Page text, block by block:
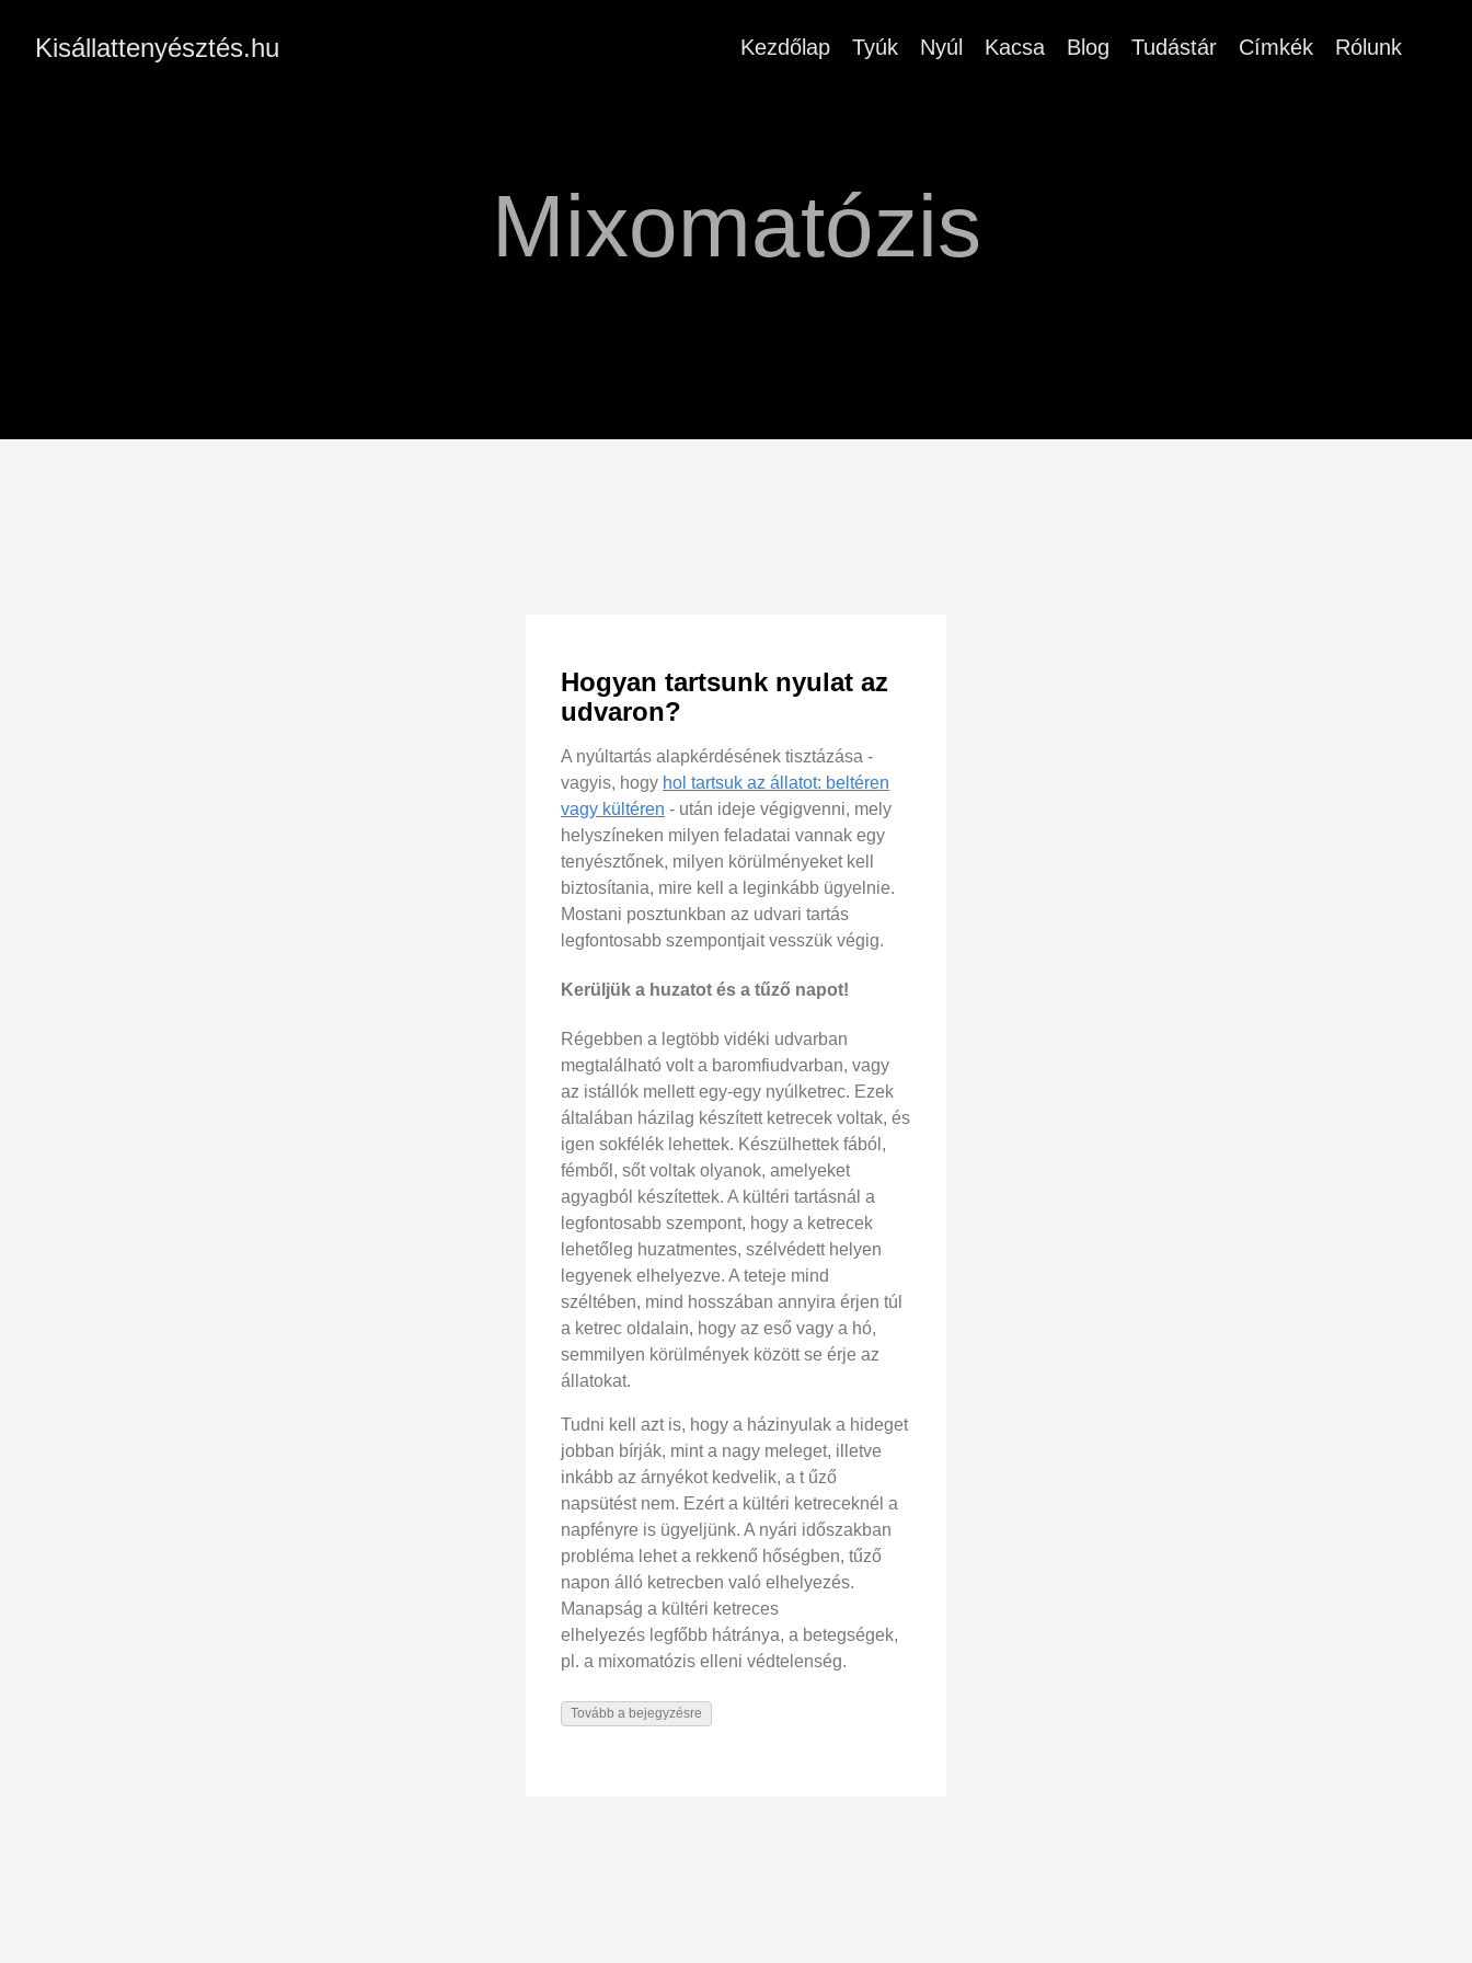
Kisállattenyésztés.hu Kezdőlap Tyúk Nyúl Kacsa Blog Tudástár Címkék Rólunk
Mixomatózis
Hogyan tartsunk nyulat az
udvaron?
A nyúltartás alapkérdésének tisztázása -
vagyis, hogy hol tartsuk az állatot: beltéren
vagy kültéren - után ideje végigvenni, mely
helyszíneken milyen feladatai vannak egy
tenyésztőnek, milyen körülményeket kell
biztosítania, mire kell a leginkább ügyelnie.
Mostani posztunkban az udvari tartás
legfontosabb szempontjait vesszük végig.
Kerüljük a huzatot és a tűző napot!
Régebben a legtöbb vidéki udvarban
megtalálható volt a baromfiudvarban, vagy
az istállók mellett egy-egy nyúlketrec. Ezek
általában házilag készített ketrecek voltak, és
igen sokfélék lehettek. Készülhettek fából,
fémből, sőt voltak olyanok, amelyeket
agyagból készítettek. A kültéri tartásnál a
legfontosabb szempont, hogy a ketrecek
lehetőleg huzatmentes, szélvédett helyen
legyenek elhelyezve. A teteje mind
széltében, mind hosszában annyira érjen túl
a ketrec oldalain, hogy az eső vagy a hó,
semmilyen körülmények között se érje az
állatokat.
Tudni kell azt is, hogy a házinyulak a hideget
jobban bírják, mint a nagy meleget, illetve
inkább az árnyékot kedvelik, a t űző
napsütést nem. Ezért a kültéri ketreceknél a
napfényre is ügyeljünk. A nyári időszakban
probléma lehet a rekkenő hőségben, tűző
napon álló ketrecben való elhelyezés.
Manapság a kültéri ketreces
elhelyezés legfőbb hátránya, a betegségek,
pl. a mixomatózis elleni védtelenség.
Tovább a bejegyzésre